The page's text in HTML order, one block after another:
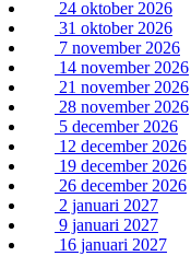
24 oktober 2026
31 oktober 2026
7 november 2026
14 november 2026
21 november 2026
28 november 2026
5 december 2026
12 december 2026
19 december 2026
26 december 2026
2 januari 2027
9 januari 2027
16 januari 2027